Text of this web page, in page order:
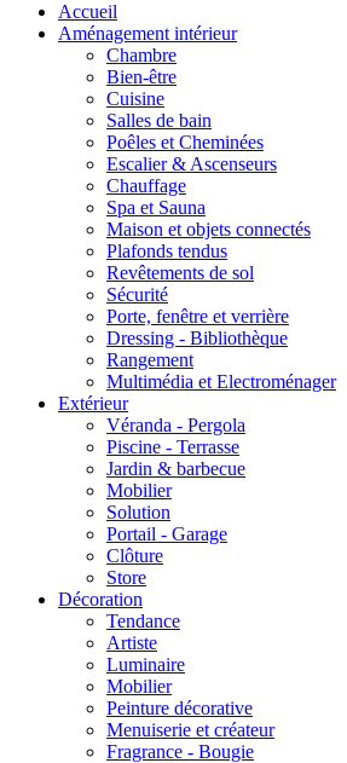
Accueil
Aménagement intérieur
Chambre
Bien-être
Cuisine
Salles de bain
Poêles et Cheminées
Escalier & Ascenseurs
Chauffage
Spa et Sauna
Maison et objets connectés
Plafonds tendus
Revêtements de sol
Sécurité
Porte, fenêtre et verrière
Dressing - Bibliothèque
Rangement
Multimédia et Electroménager
Extérieur
Véranda - Pergola
Piscine - Terrasse
Jardin & barbecue
Mobilier
Solution
Portail - Garage
Clôture
Store
Décoration
Tendance
Artiste
Luminaire
Mobilier
Peinture décorative
Menuiserie et créateur
Fragrance - Bougie